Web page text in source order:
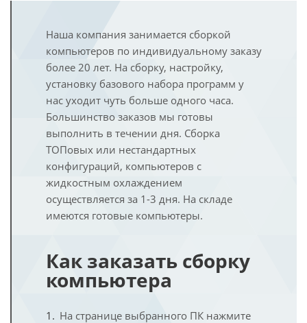
Наша компания занимается сборкой
компьютеров по индивидуальному заказу
более 20 лет. На сборку, настройку,
установку базового набора программ у
нас уходит чуть больше одного часа.
Большинство заказов мы готовы
выполнить в течении дня. Сборка
ТОПовых или нестандартных
конфигураций, компьютеров с
жидкостным охлаждением
осуществляется за 1-3 дня. На складе
имеются готовые компьютеры.
Как заказать сборку
компьютера
На странице выбранного ПК нажмите